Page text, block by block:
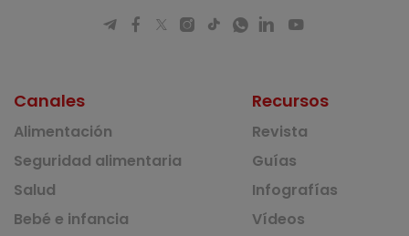
Canales
Alimentación
Seguridad alimentaria
Salud
Bebé e infancia
Recursos
Revista
Guías
Infografías
Vídeos